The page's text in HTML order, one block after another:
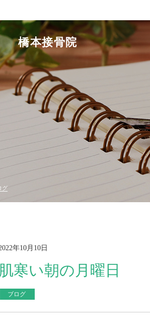
橋本接骨院
グ
年10月10日
肌寒い朝の月曜日
ブログ